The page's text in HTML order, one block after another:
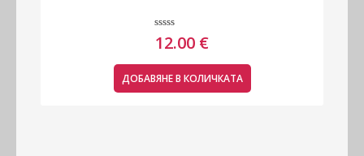
Оценено
с
от
5
12.00 €
ДОБАВЯНЕ В КОЛИЧКАТА